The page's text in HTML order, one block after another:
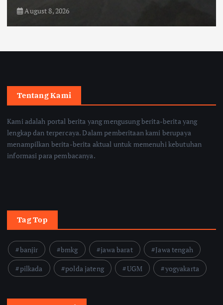
August 8, 2026
Tentang Kami
Kami adalah portal berita yang mengusung berita-berita yang
lengkap dan terpercaya. Dalam pemberitaan kami berupaya
menampilkan berita-berita aktual untuk memenuhi kebutuhan
informasi para pembacanya.
Tag Top
banjir bmkg jawa barat
Jawa tengah
pilkada
polda jateng UGM yogyakarta